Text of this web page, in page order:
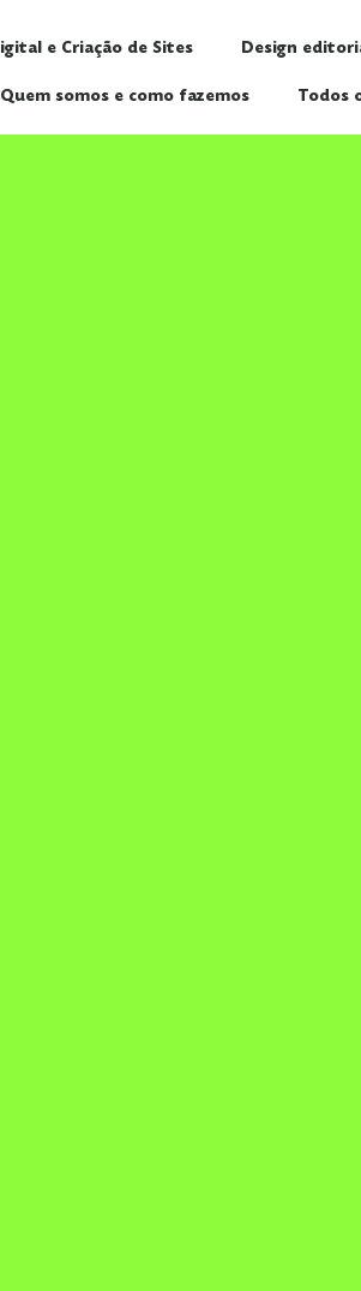
e Criação de Sites Design
Quem somos e como fazemos Todos